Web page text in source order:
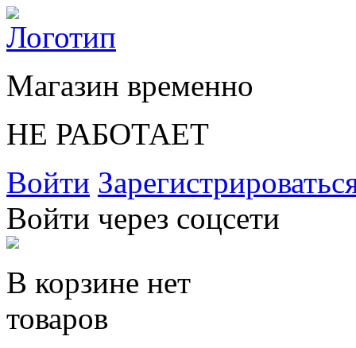
Магазин временно
НЕ РАБОТАЕТ
Войти
Войти через соцсети
В корзине нет
товаров